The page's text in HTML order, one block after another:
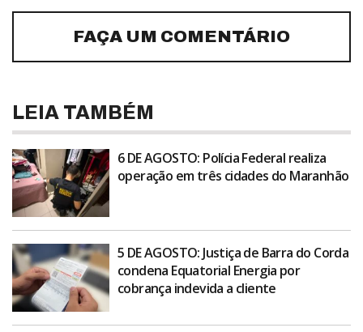
FAÇA UM COMENTÁRIO
LEIA TAMBÉM
6 DE AGOSTO: Polícia Federal realiza
operação em três cidades do Maranhão
5 DE AGOSTO: Justiça de Barra do Corda
condena Equatorial Energia por
cobrança indevida a cliente